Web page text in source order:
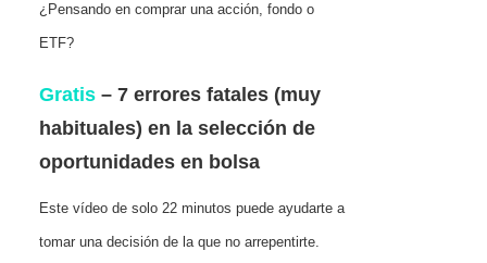
¿Pensando en comprar una acción, fondo o
ETF?
Gratis – 7 errores fatales (muy
habituales) en la selección de
oportunidades en bolsa
Este vídeo de solo 22 minutos puede ayudarte a
tomar una decisión de la que no arrepentirte.